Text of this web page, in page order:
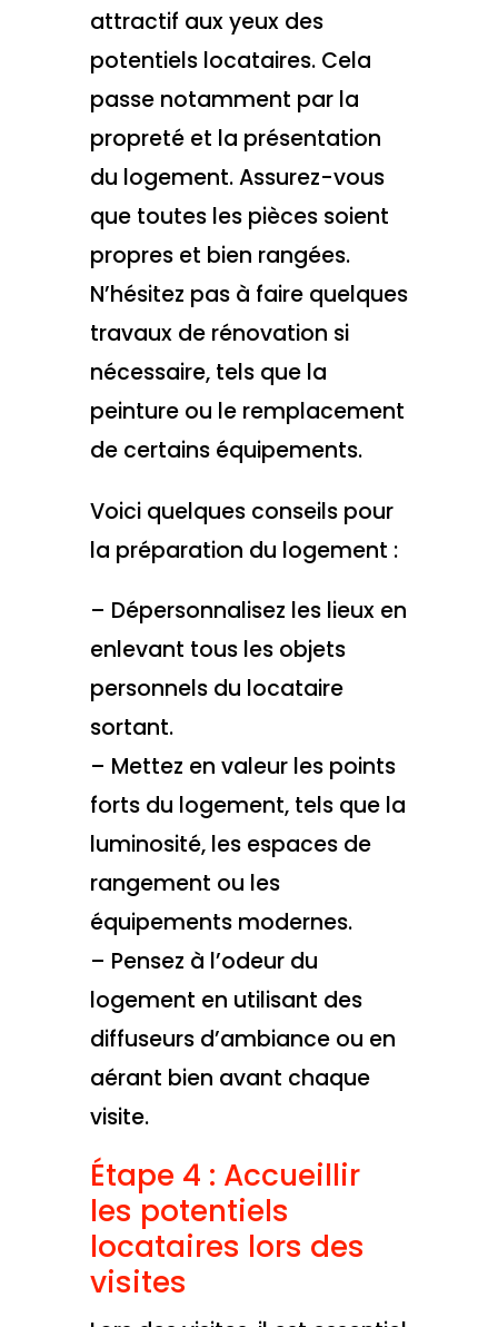
attractif aux yeux des
potentiels locataires. Cela
passe notamment par la
propreté et la présentation
du logement. Assurez-vous
que toutes les pièces soient
propres et bien rangées.
N’hésitez pas à faire quelques
travaux de rénovation si
nécessaire, tels que la
peinture ou le remplacement
de certains équipements.
Voici quelques conseils pour
la préparation du logement :
– Dépersonnalisez les lieux en
enlevant tous les objets
personnels du locataire
sortant.
– Mettez en valeur les points
forts du logement, tels que la
luminosité, les espaces de
rangement ou les
équipements modernes.
– Pensez à l’odeur du
logement en utilisant des
diffuseurs d’ambiance ou en
aérant bien avant chaque
visite.
Étape 4 : Accueillir
les potentiels
locataires lors des
visites